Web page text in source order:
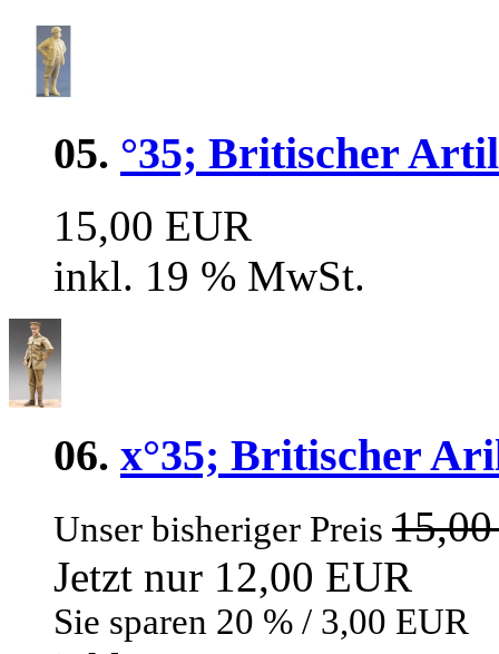
05. °35; Britischer
15,00 EUR
inkl. 19 % MwSt.
06. x°35; Britischer
Unser bisheriger Preis
Jetzt nur 12,00 EUR
Sie sparen 20 % / 3,00 EUR